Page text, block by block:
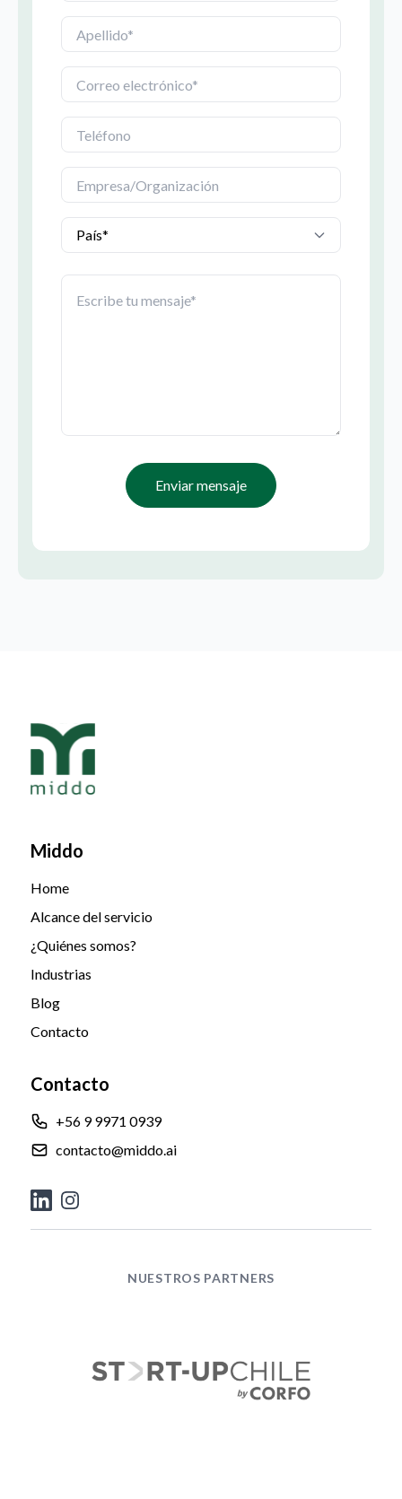
Enviar mensaje
Middo
Home
Alcance del servicio
¿Quiénes somos?
Industrias
Blog
Contacto
Contacto
+56 9 9971 0939
contacto@middo.ai
NUESTROS PARTNERS